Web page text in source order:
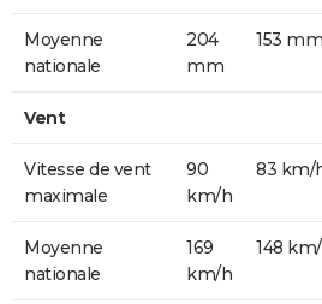
Moyenne
nationale
204
mm
153 mm
Vent
Vitesse de vent
maximale
90
km/h
83 km/
Moyenne
nationale
169
km/h
148